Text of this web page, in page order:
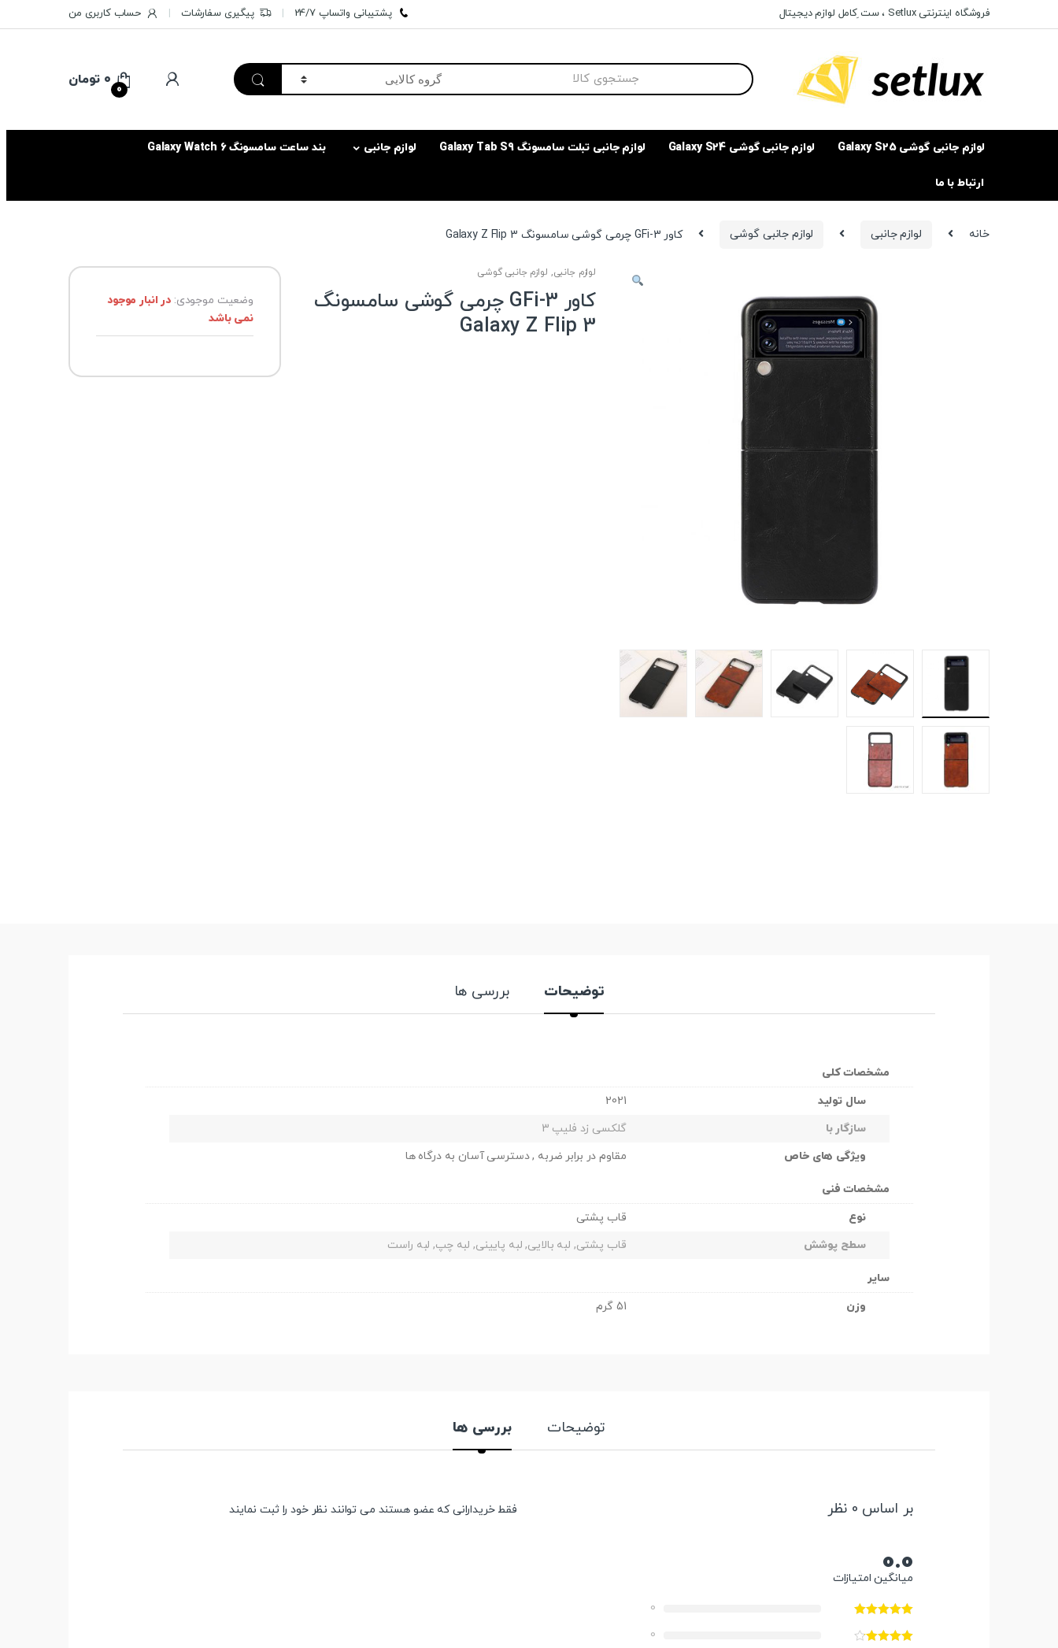
to
to
فروشگاه اینترنتی Setlux ، ست ِکامل لوازم دیجیتال پشتیبانی واتساپ 24/7 پیگیری سفارشات حساب کاربری من
Search
for:
0
۰ تومان
لوازم جانبی گوشی Galaxy S25 لوازم جانبی گوشی Galaxy S24 لوازم جانبی تبلت سامسونگ Galaxy Tab S9 لوازم جانبی بند ساعت سامسونگ Galaxy Watch 6
ارتباط با ما
خانه لوازم جانبی لوازم جانبی گوشی کاور GFi-3 چرمی گوشی سامسونگ Galaxy Z Flip 3
لوازم جانبی, لوازم جانبی گوشی
کاور GFi-3 چرمی گوشی سامسونگ
Galaxy Z Flip 3
وضعیت موجودی:در انبار موجود
نمی باشد
توضیحات بررسی ها
مشخصات کلی
سال تولید
2021
سازگار با
گلکسی زد فلیپ 3
ویژگی های خاص
مقاوم در برابر ضربه , دسترسی آسان به درگاه ها
مشخصات فنی
نوع
قاب پشتی
سطح پوشش
قاب پشتی, لبه بالایی, لبه پایینی, لبه چپ, لبه راست
سایر
وزن
51 گرم
توضیحات بررسی ها
بر اساس 0 نظر
0.0
میانگین امتیازات
0
0
فقط خریدارانی که عضو هستند می توانند نظر خود را ثبت نمایند